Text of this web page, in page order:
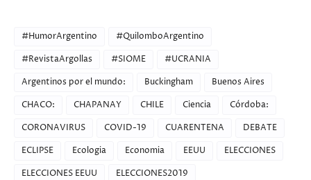
#HumorArgentino
#QuilomboArgentino
#RevistaArgollas
#SIOME
#UCRANIA
Argentinos por el mundo:
Buckingham
Buenos Aires
CHACO:
CHAPANAY CHILE Ciencia
Córdoba:
CORONAVIRUS
COVID-19 CUARENTENA
DEBATE
ECLIPSE
Ecologia Economia EEUU
ELECCIONES
ELECCIONES EEUU
ELECCIONES2019